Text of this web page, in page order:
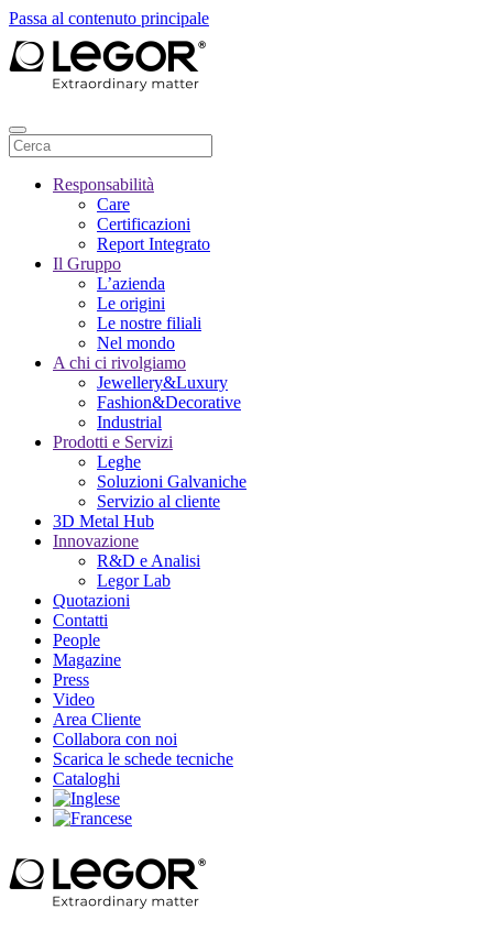
Passa al contenuto principale
Responsabilità
Care
Certificazioni
Report Integrato
Il Gruppo
L’azienda
Le origini
Le nostre filiali
Nel mondo
A chi ci rivolgiamo
Jewellery&Luxury
Fashion&Decorative
Industrial
Prodotti e Servizi
Leghe
Soluzioni Galvaniche
Servizio al cliente
3D Metal Hub
Innovazione
R&D e Analisi
Legor Lab
Quotazioni
Contatti
People
Magazine
Press
Video
Area Cliente
Collabora con noi
Scarica le schede tecniche
Cataloghi